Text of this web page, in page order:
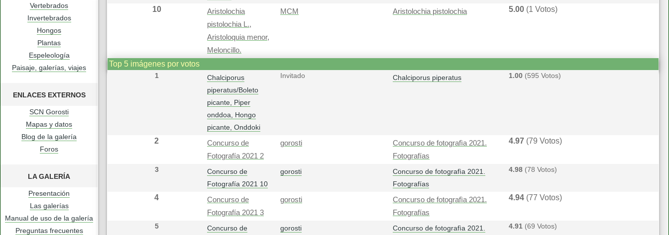
Vertebrados
Invertebrados
Hongos
Plantas
Espeleología
Paisaje, galerías, viajes
ENLACES EXTERNOS
SCN Gorosti
Mapas y datos
Blog de la galería
Foros
LA GALERÍA
Presentación
Las galerías
Manual de uso de la galería
Preguntas frecuentes
10
Aristolochia
pistolochia L.,
Aristoloquia menor,
Meloncillo.
MCM Aristolochia pistolochia 5.00 (1 Votos)
Top 5 imágenes por votos
1
Chalciporus
piperatus/Boleto
picante, Piper
onddoa, Hongo
picante, Onddoki
Invitado Chalciporus piperatus 1.00 (595 Votos)
2
Concurso de
Fotografía 2021 2
gorosti
Concurso de fotografì­a 2021.
Fotografías
4.97 (79 Votos)
3
Concurso de
Fotografía 2021 10
gorosti
Concurso de fotografì­a 2021.
Fotografías
4.98 (78 Votos)
4
Concurso de
Fotografía 2021 3
gorosti
Concurso de fotografì­a 2021.
Fotografías
4.94 (77 Votos)
5
Concurso de
gorosti
Concurso de fotografì­a 2021.
4.91 (69 Votos)